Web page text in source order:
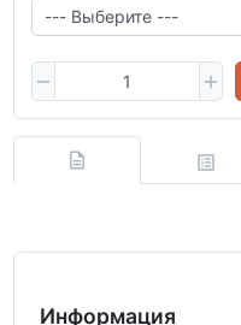
Информация